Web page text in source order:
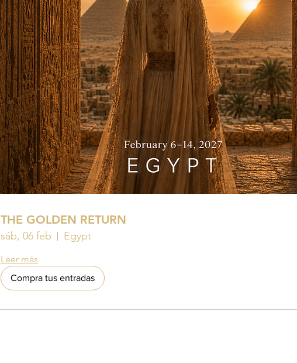
THE GOLDEN RETURN
sáb, 06 feb Egypt
Leer más
Compra tus entradas